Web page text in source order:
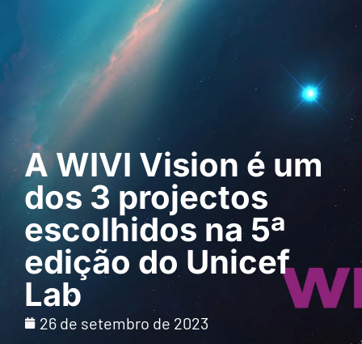
A WIVI Vision é um
dos 3 projectos
escolhidos na 5ª
edição do Unicef
Lab
26 de setembro de 2023